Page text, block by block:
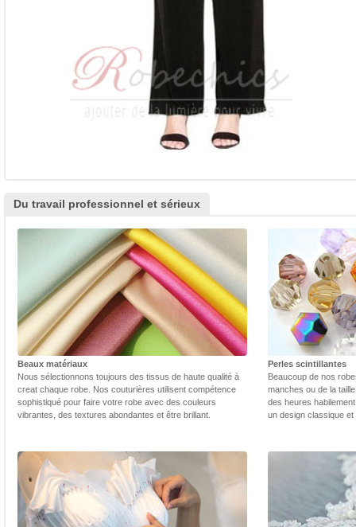
Du travail professionnel et sérieux
Beaux matériaux
Nous sélectionnons toujours des tissus de haute qualité à
creat chaque robe. Nos couturières utilisent compétence
sophistiqué pour faire votre robe avec des couleurs
vibrantes, des textures abondantes et être brillant.
Perles scintillantes
Beaucoup de nos
manches ou de la
des heures
un design classique